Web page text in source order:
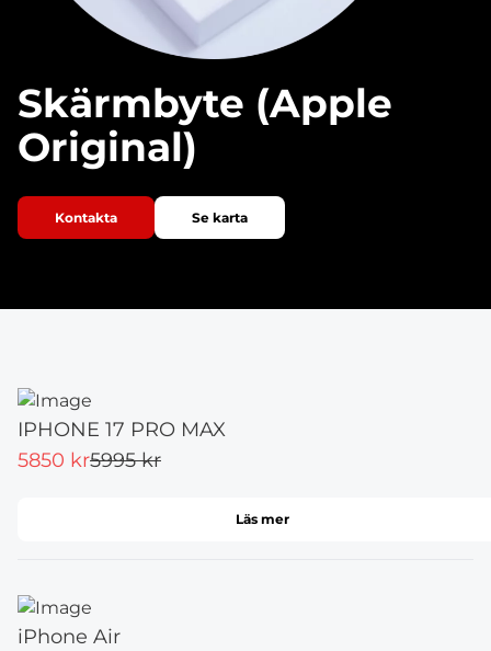
Skärmbyte (Apple
Original)
Kontakta Se karta
IPHONE 17 PRO MAX
5850 kr5995 kr
Läs mer
iPhone Air